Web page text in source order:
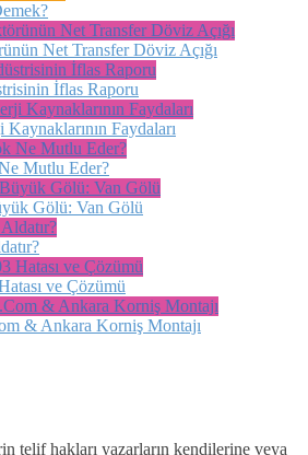
Net Transfer Döviz Açığı
İflas Raporu
Faydaları
Mutlu Eder?
Gölü: Van Gölü
ve Çözümü
& Ankara Korniş Montajı
telif hakları yazarların kendilerine veya